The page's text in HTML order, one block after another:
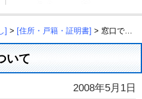
] > [住所・戸籍・証明書] > 窓口での本人確認について
いて
2008年5月1日